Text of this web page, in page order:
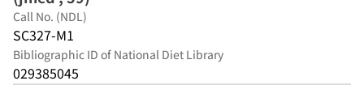
を一挙解決!
(jmed ; 59)
Call No. (NDL)
SC327-M1
Bibliographic ID of National Diet Library
029385045